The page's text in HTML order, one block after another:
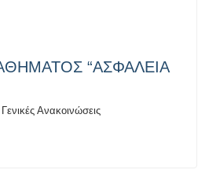
“ΑΣΦΑΛΕΙΑ
Γενικές Ανακοινώσεις